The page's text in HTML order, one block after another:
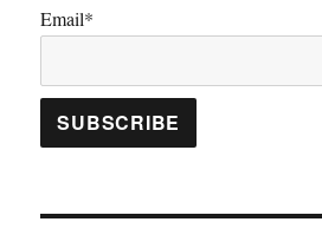
Email*